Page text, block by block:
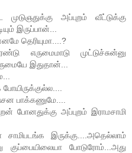
அப்புறம் வீட்டுக்கு
இருப்பான்...
தெரியுமா....?
எருமைமாடு முட்டுச்சுன்னு
இதுதான்...
பாக்கணுமே....
போனதுக்கு அப்புறம் இராமசாமி
இருக்கு....அதெல்லாம்
போடுரோம்...அது